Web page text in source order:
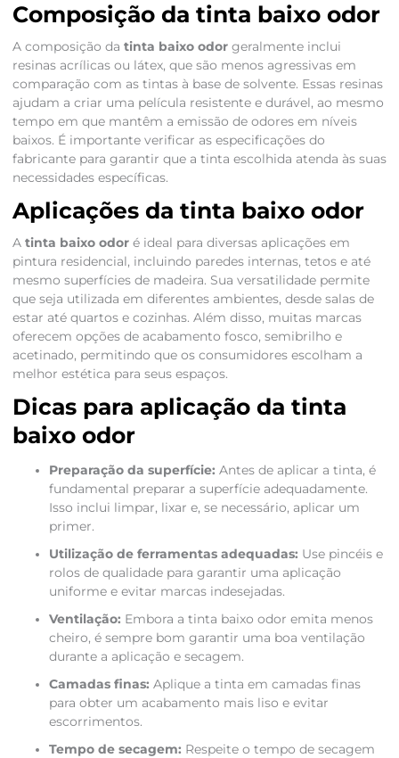
Composição da tinta baixo odor
A composição da tinta baixo odorgeralmente inclui
resinas acrílicas ou látex, que são menos agressivas em
comparação com as tintas à base de solvente. Essas resinas
ajudam a criar uma película resistente e durável, ao mesmo
tempo em que mantêm a emissão de odores em níveis
baixos. É importante verificar as especificações do
fabricante para garantir que a tinta escolhida atenda às suas
necessidades específicas.
Aplicações da tinta baixo odor
A tinta baixo odoré ideal para diversas aplicações em
pintura residencial, incluindo paredes internas, tetos e até
mesmo superfícies de madeira. Sua versatilidade permite
que seja utilizada em diferentes ambientes, desde salas de
estar até quartos e cozinhas. Além disso, muitas marcas
oferecem opções de acabamento fosco, semibrilho e
acetinado, permitindo que os consumidores escolham a
melhor estética para seus espaços.
Dicas para aplicação da tinta
baixo odor
Preparação da superfície: Antes de aplicar a tinta, é
fundamental preparar a superfície adequadamente.
Isso inclui limpar, lixar e, se necessário, aplicar um
primer.
Utilização de ferramentas adequadas: Use pincéis e
rolos de qualidade para garantir uma aplicação
uniforme e evitar marcas indesejadas.
Ventilação: Embora a tinta baixo odor emita menos
cheiro, é sempre bom garantir uma boa ventilação
durante a aplicação e secagem.
Camadas finas: Aplique a tinta em camadas finas
para obter um acabamento mais liso e evitar
escorrimentos.
Tempo de secagem: Respeite o tempo de secagem